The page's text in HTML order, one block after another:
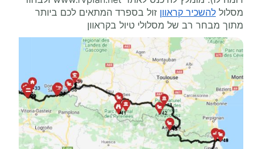
מסלול להשכיר קראוון זול בספרד המתאים לכם ביותר
מתוך מבחר רב של מסלולי טיול בקראוון